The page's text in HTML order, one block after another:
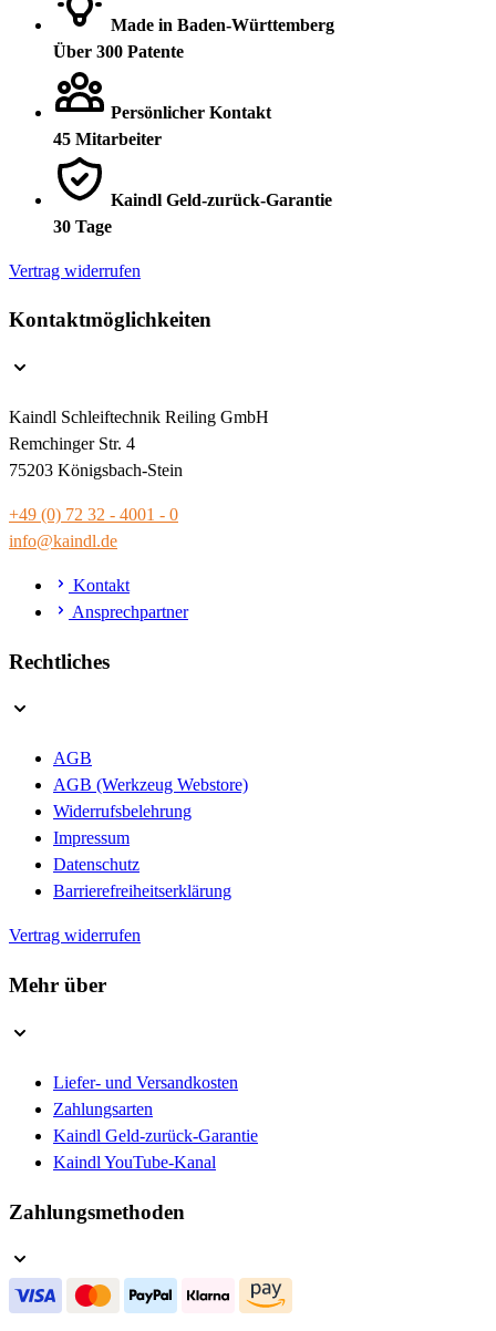
Made in Baden-Württemberg
Über 300 Patente
Persönlicher Kontakt
45 Mitarbeiter
Kaindl Geld-zurück-Garantie
30 Tage
Vertrag widerrufen
Kontaktmöglichkeiten
Kaindl Schleiftechnik Reiling GmbH
Remchinger Str. 4
75203 Königsbach-Stein
+49 (0) 72 32 - 4001 - 0
info@kaindl.de
Kontakt
Ansprechpartner
Rechtliches
AGB
AGB (Werkzeug Webstore)
Widerrufsbelehrung
Impressum
Datenschutz
Barrierefreiheitserklärung
Vertrag widerrufen
Mehr über
Liefer- und Versandkosten
Zahlungsarten
Kaindl Geld-zurück-Garantie
Kaindl YouTube-Kanal
Zahlungsmethoden